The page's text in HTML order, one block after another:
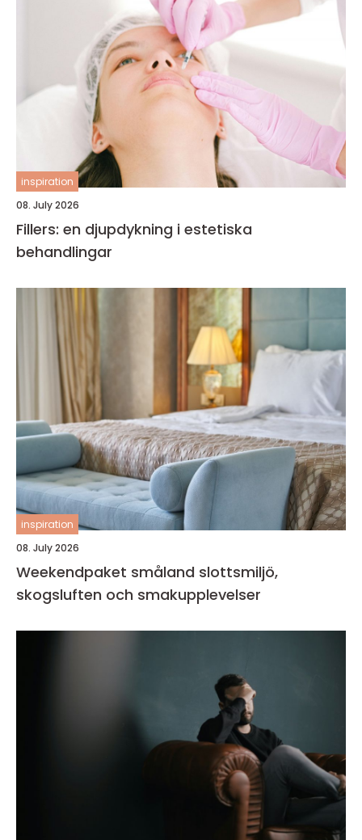
inspiration
08. July 2026
Fillers: en djupdykning i estetiska
behandlingar
inspiration
08. July 2026
Weekendpaket småland slottsmiljö,
skogsluften och smakupplevelser